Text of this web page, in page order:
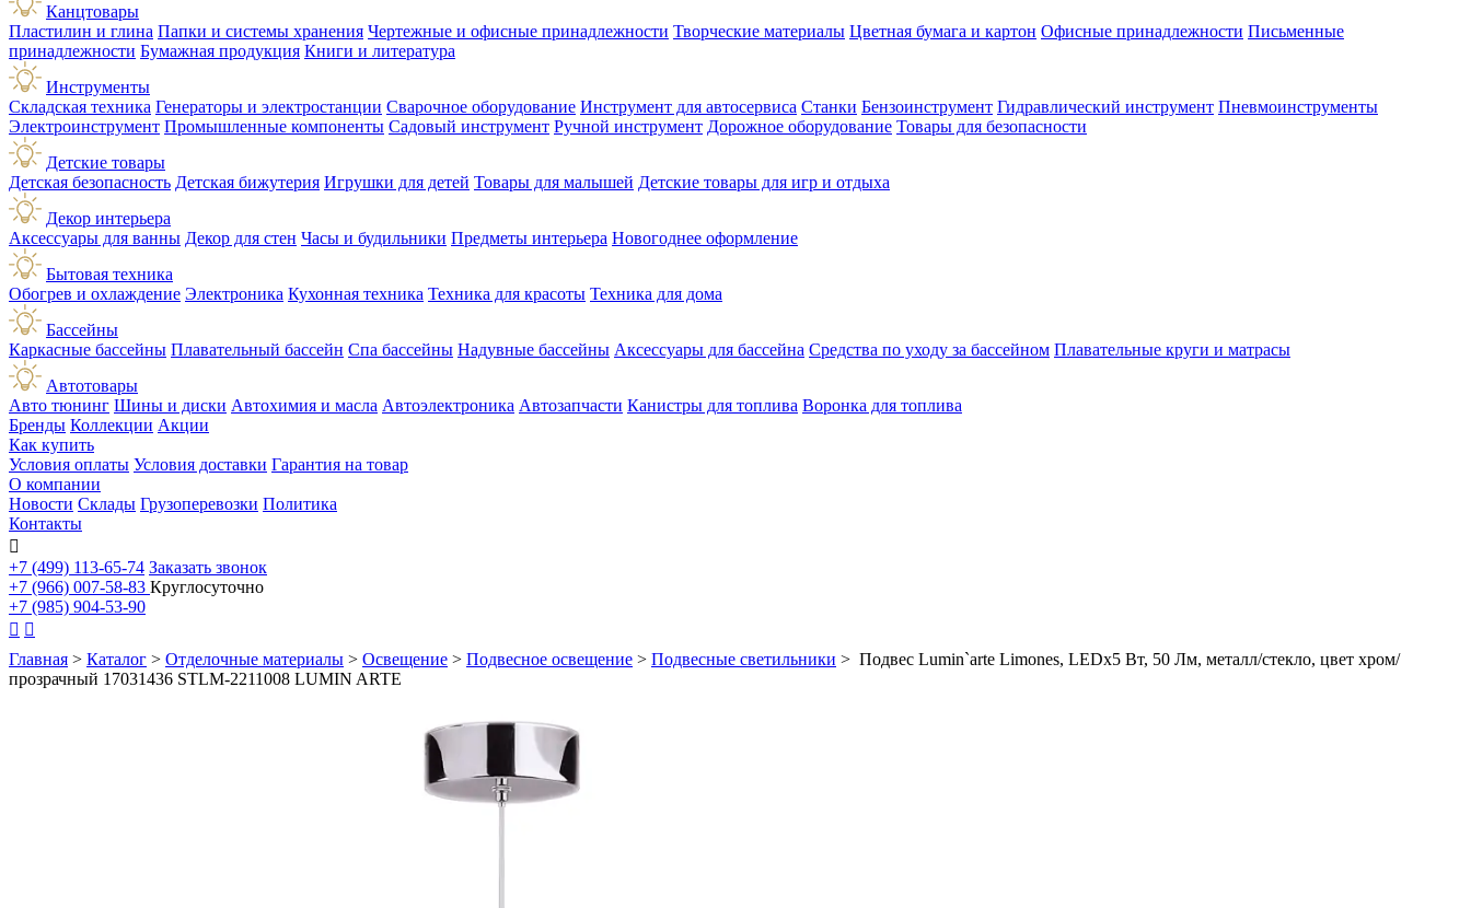
Канцтовары
Пластилин и глина Папки и системы хранения Чертежные и офисные принадлежности Творческие материалы Цветная бумага и картон Офисные принадлежности Письменные
принадлежности Бумажная продукция Книги и литература
Инструменты
Складская техника Генераторы и электростанции Сварочное оборудование Инструмент для автосервиса Станки Бензоинструмент Гидравлический инструмент Пневмоинструменты
Электроинструмент Промышленные компоненты Садовый инструмент Ручной инструмент Дорожное оборудование Товары для безопасности
Детские товары
Детская безопасность Детская бижутерия Игрушки для детей Товары для малышей Детские товары для игр и отдыха
Декор интерьера
Аксессуары для ванны Декор для стен Часы и будильники Предметы интерьера Новогоднее оформление
Бытовая техника
Обогрев и охлаждение Электроника Кухонная техника Техника для красоты Техника для дома
Бассейны
Каркасные бассейны Плавательный бассейн Спа бассейны Надувные бассейны Аксессуары для бассейна Средства по уходу за бассейном Плавательные круги и матрасы
Автотовары
Авто тюнинг Шины и диски Автохимия и масла Автоэлектроника Автозапчасти Канистры для топлива Воронка для топлива
Бренды Коллекции Акции
Как купить
Условия оплаты Условия доставки Гарантия на товар
О компании
Новости Склады Грузоперевозки Политика
Контакты

+7 (499) 113-65-74 Заказать звонок
+7 (966) 007-58-83 Круглосуточно
+7 (985) 904-53-90
 
Главная > Каталог > Отделочные материалы > Освещение > Подвесное освещение > Подвесные светильники > Подвес Lumin`arte Limones, LEDх5 Вт, 50 Лм, металл/стекло, цвет хром/
прозрачный 17031436 STLM-2211008 LUMIN ARTE